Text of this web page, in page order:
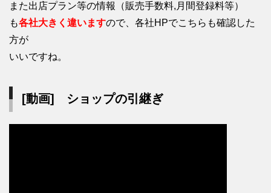
また出店プラン等の情報（販売手数料,月間登録料等）
も各社大きく違いますので、各社HPでこちらも確認した
方が
いいですね。
[動画] ショップの引継ぎ